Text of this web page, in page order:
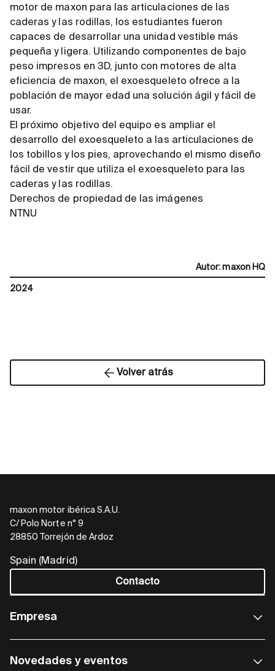
motor de maxon para las articulaciones de las
caderas y las rodillas, los estudiantes fueron
capaces de desarrollar una unidad vestible más
pequeña y ligera. Utilizando componentes de bajo
peso impresos en 3D, junto con motores de alta
eficiencia de maxon, el exoesqueleto ofrece a la
población de mayor edad una solución ágil y fácil de
usar.
El próximo objetivo del equipo es ampliar el
desarrollo del exoesqueleto a las articulaciones de
los tobillos y los pies, aprovechando el mismo diseño
fácil de vestir que utiliza el exoesqueleto para las
caderas y las rodillas.
Derechos de propiedad de las imágenes
NTNU
Autor: maxon HQ
2024
Volver atrás
maxon motor ibérica S.A.U.
C/ Polo Norte n° 9
28850 Torrejón de Ardoz
Spain (Madrid)
Contacto
Empresa
Novedades y eventos